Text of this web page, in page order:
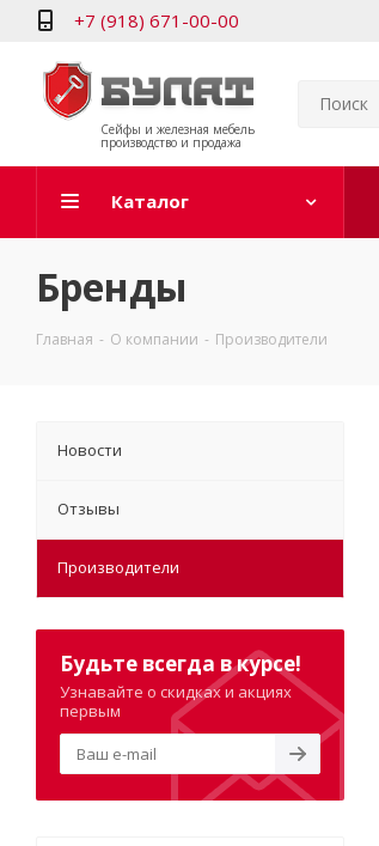
+7 (918) 671-00-00
Сейфы и железная мебель
производство и продажа
Каталог
Бренды
Главная - О компании - Производители
Новости
Отзывы
Производители
Будьте всегда в курсе!
Узнавайте о скидках и акциях
первым